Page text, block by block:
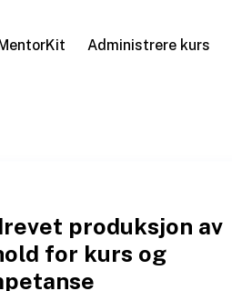
Administrere kurs
produksjon av
for kurs og